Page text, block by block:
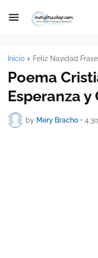
Inicio Feliz Navidad
Poema
Esperanza y
by Mery Bracho •